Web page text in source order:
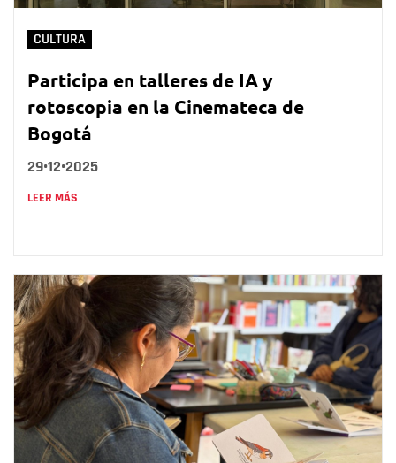
CULTURA
Participa en talleres de IA y
rotoscopia en la Cinemateca de
Bogotá
29•12•2025
LEER MÁS